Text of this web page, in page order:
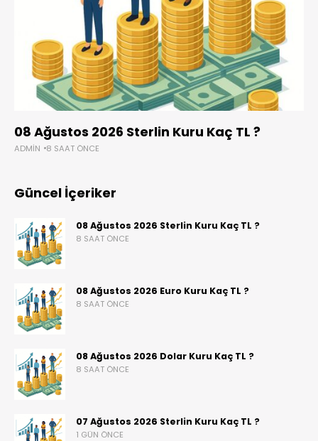
08 Ağustos 2026 Sterlin Kuru Kaç TL ?
ADMIN 8 SAAT ÖNCE
Güncel İçeriker
08 Ağustos 2026 Sterlin Kuru Kaç TL ?
8 SAAT ÖNCE
08 Ağustos 2026 Euro Kuru Kaç TL ?
8 SAAT ÖNCE
08 Ağustos 2026 Dolar Kuru Kaç TL ?
8 SAAT ÖNCE
07 Ağustos 2026 Sterlin Kuru Kaç TL ?
1 GÜN ÖNCE